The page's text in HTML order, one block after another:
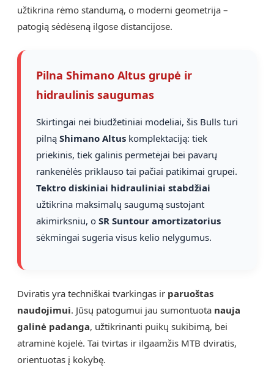
užtikrina rėmo standumą, o moderni geometrija –
patogią sėdėseną ilgose distancijose.
Pilna Shimano Altus grupė ir
hidraulinis saugumas
Skirtingai nei biudžetiniai modeliai, šis Bulls turi
pilną Shimano Altus komplektaciją: tiek
priekinis, tiek galinis permetėjai bei pavarų
rankenėlės priklauso tai pačiai patikimai grupei.
Tektro diskiniai hidrauliniai stabdžiai
užtikrina maksimalų saugumą sustojant
akimirksniu, o SR Suntour amortizatorius
sėkmingai sugeria visus kelio nelygumus.
Dviratis yra techniškai tvarkingas ir paruoštas
naudojimui. Jūsų patogumui jau sumontuota nauja
galinė padanga, užtikrinanti puikų sukibimą, bei
atraminė kojelė. Tai tvirtas ir ilgaamžis MTB dviratis,
orientuotas į kokybę.